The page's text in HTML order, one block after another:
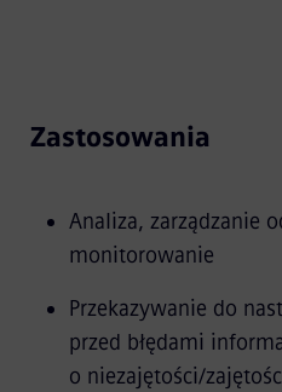
Zastosowania
Analiza, zarządzanie
monitorowanie
Przekazywanie do
przed błędami
o niezajętości/